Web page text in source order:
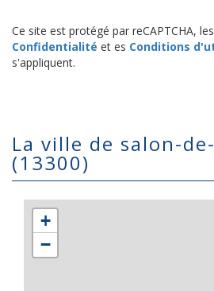
Ce site est protégé par reCAPTCHA, les
Confidentialité et es Conditions
s'appliquent.
la ville de salon-de-provence
(13300)
+
−